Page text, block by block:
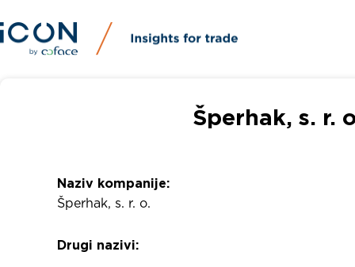
Šperhak, s. r.
Naziv kompanije:
Šperhak, s. r. o.
Drugi nazivi: